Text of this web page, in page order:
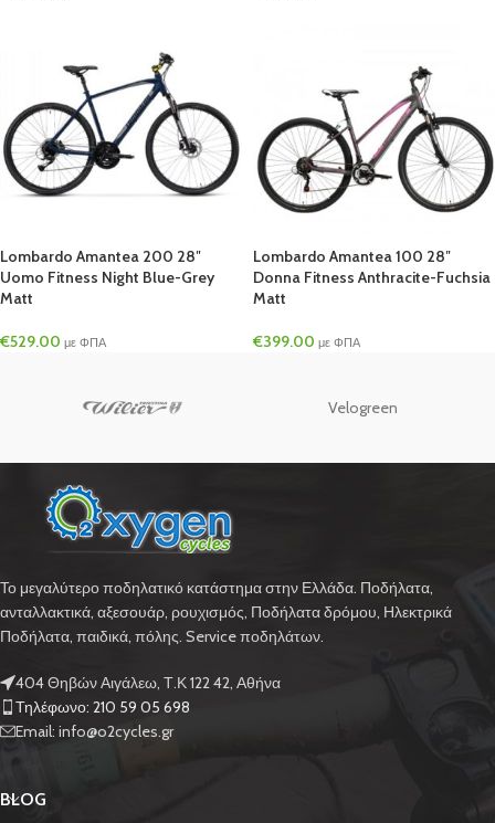
Lombardo Amantea 200 28″
Uomo Fitness Night Blue-Grey
Matt
€529.00 με ΦΠΑ
Lombardo Amantea 100 28″
Donna Fitness Anthracite-Fuchsia
Matt
€399.00 με ΦΠΑ
Velogreen
Το μεγαλύτερο ποδηλατικό κατάστημα στην Ελλάδα. Ποδήλατα,
ανταλλακτικά, αξεσουάρ, ρουχισμός, Ποδήλατα δρόμου, Ηλεκτρικά
Ποδήλατα, παιδικά, πόλης. Service ποδηλάτων.
404 Θηβών Αιγάλεω, Τ.Κ 122 42, Αθήνα
Τηλέφωνο: 210 59 05 698
Email: info@o2cycles.gr
BLOG